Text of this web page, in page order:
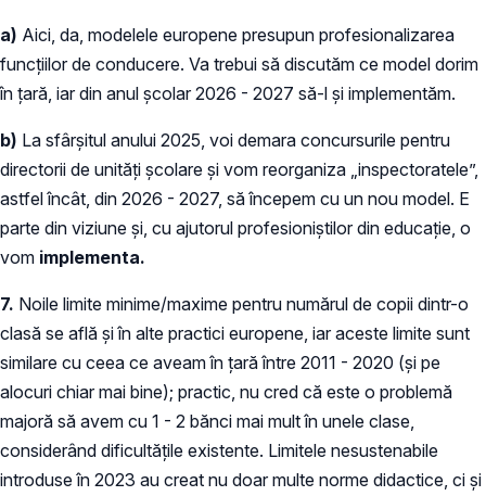
a) Aici, da, modelele europene presupun profesionalizarea
funcțiilor de conducere. Va trebui să discutăm ce model dorim
în țară, iar din anul școlar 2026 - 2027 să-l și implementăm.
b) La sfârșitul anului 2025, voi demara concursurile pentru
directorii de unități școlare și vom reorganiza „inspectoratele”,
astfel încât, din 2026 - 2027, să începem cu un nou model. E
parte din viziune și, cu ajutorul profesioniștilor din educație, o
vom implementa.
7. Noile limite minime/maxime pentru numărul de copii dintr-o
clasă se află și în alte practici europene, iar aceste limite sunt
similare cu ceea ce aveam în țară între 2011 - 2020 (și pe
alocuri chiar mai bine); practic, nu cred că este o problemă
majoră să avem cu 1 - 2 bănci mai mult în unele clase,
considerând dificultățile existente. Limitele nesustenabile
introduse în 2023 au creat nu doar multe norme didactice, ci și